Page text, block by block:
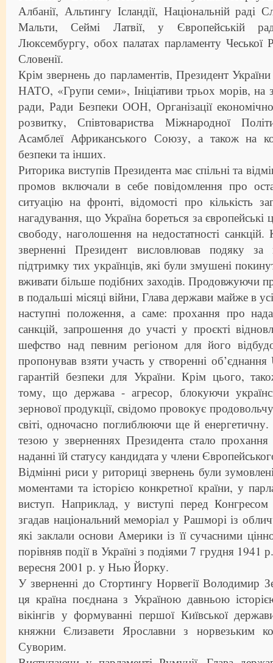
Албанії, Альтингу Ісландії, Національній раді
Мальти, Сеймі Латвії, у Європейській
Люксембургу, обох палатах парламенту Чеської
Словенії.
Крім звернень до парламентів, Президент
НАТО, «Групи семи», Ініціативи трьох морів, на
ради, Ради Безпеки ООН, Організації
розвитку, Співтовариства Міжнародної
Асамблеї Африканського Союзу, а також на
безпеки та інших.
Риторика виступів Президента має спільні та
промов включали в себе повідомлення про
ситуацію на фронті, відомості про кількість
нагадування, що Україна бореться за європейські
свободу, наголошення на недостатності
зверненні Президент висловлював подяку
підтримку тих українців, які були змушені
вживати більше подібних заходів. Продовжуючи
в подальші місяці війни, Глава держави майже в
наступні положення, а саме: прохання про
санкцій, запрошення до участі у проєкті
шефство над певним регіоном для його
пропонував взяти участь у створенні
гарантій безпеки для України. Крім цього,
тому, що держава - агресор, блокуючи
зернової продукції, свідомо провокує
світі, одночасно поглиблюючи ще й
тезою у зверненнях Президента стало прохання
наданні їй статусу кандидата у члени
Відмінні риси у риториці звернень були
моментами та історією конкретної країни, у
виступ. Наприклад, у виступі перед
згадав національний меморіал у Рашморі із
які заклали основи Америки із її сучасними
порівняв події в Україні з подіями 7 грудня 1941
вересня 2001 р. у Нью Йорку.
У зверненні до Стортингу Норвегії Володимир
ця країна поєднана з Україною давньою
вікінгів у формуванні першої Київської
княжни Єлизавети Ярославни з норвезьким
Суворим.